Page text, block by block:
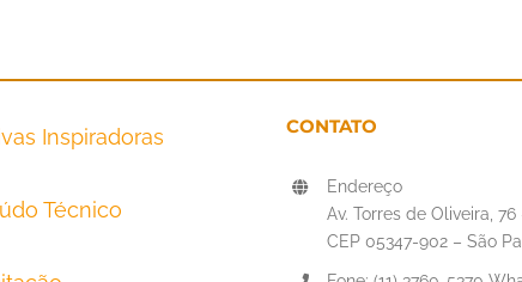
Inspiradoras
Técnico
CONTATO
Endereço
Av. Torres de Oliveira,
CEP 05347-902 – São